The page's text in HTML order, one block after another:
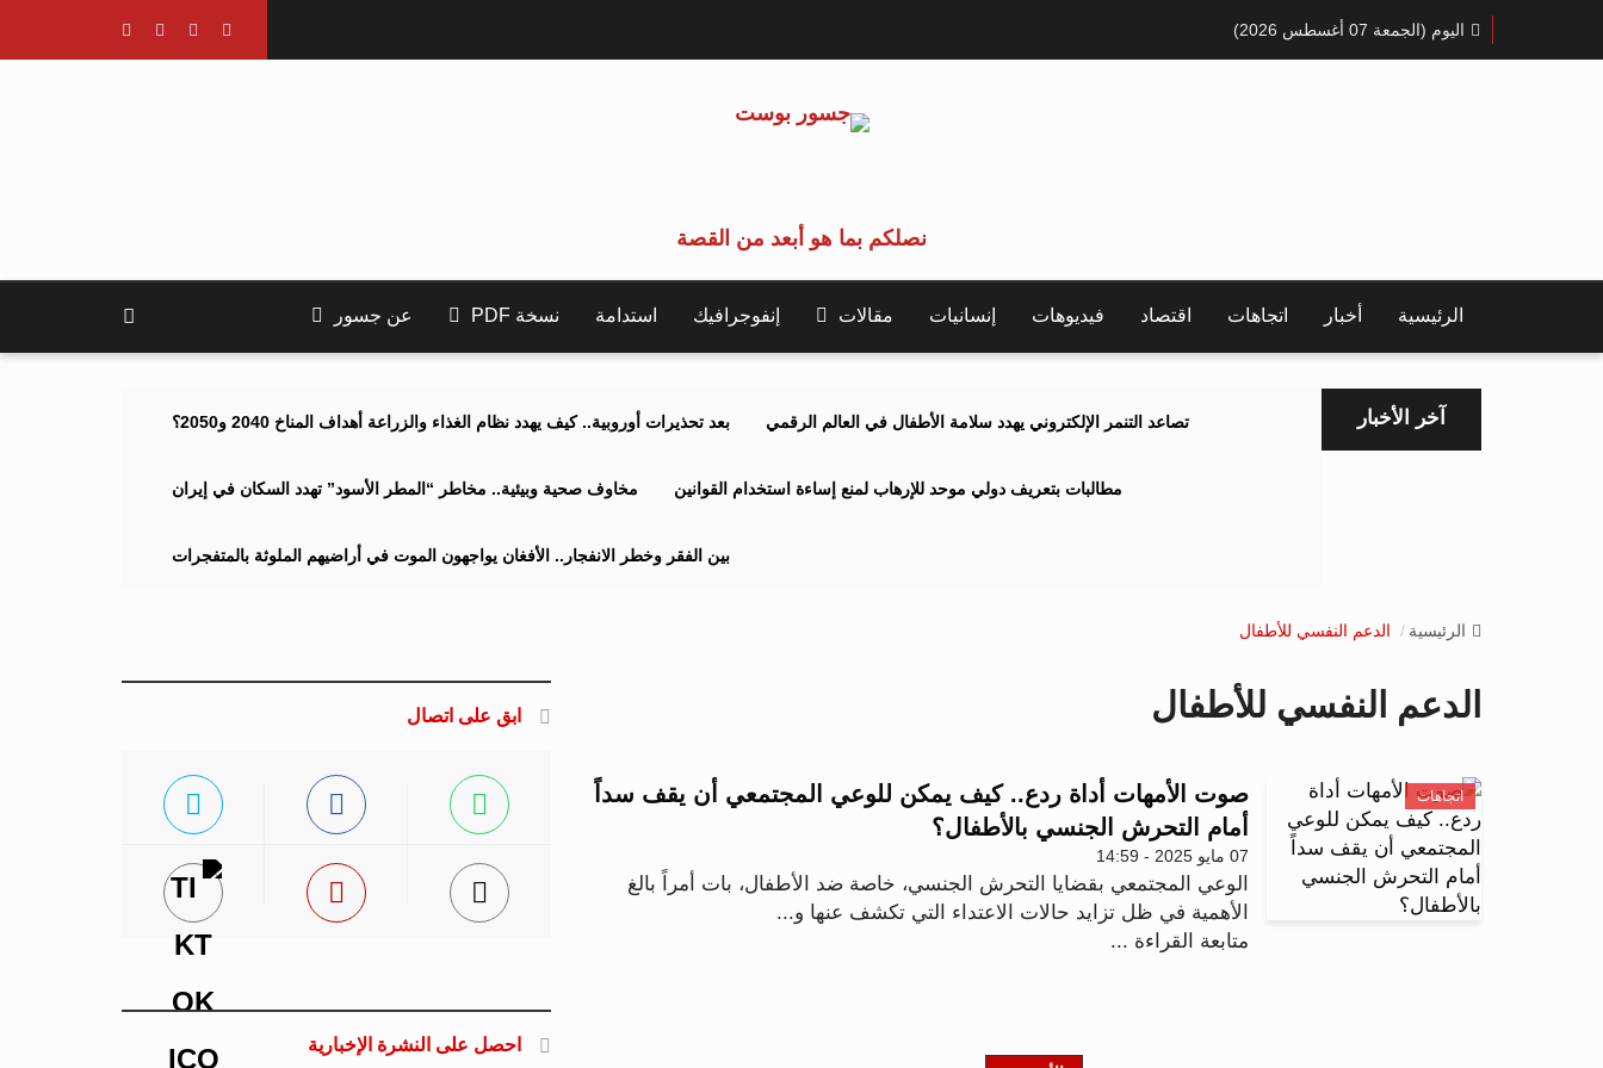
اليوم (الجمعة 07 أغسطس 2026)
نصلكم بما هو أبعد من القصة
الرئيسية أخبار اتجاهات اقتصاد فيديوهات إنسانيات مقالات إنفوجرافيك استدامة نسخة PDF عن جسور
آخر الأخبار بعد تحذيرات أوروبية.. كيف يهدد نظام الغذاء والزراعة أهداف المناخ 2040 و2050؟ تصاعد التنمر الإلكتروني يهدد سلامة الأطفال في العالم الرقمي
مخاوف صحية وبيئية.. مخاطر “المطر الأسود” تهدد السكان في إيران مطالبات بتعريف دولي موحد للإرهاب لمنع إساءة استخدام القوانين
بين الفقر وخطر الانفجار.. الأفغان يواجهون الموت في أراضيهم الملوثة بالمتفجرات
الرئيسية الدعم النفسي للأطفال
الدعم النفسي للأطفال
اتجاهات
صوت الأمهات أداة ردع.. كيف يمكن للوعي المجتمعي أن يقف سداً
أمام التحرش الجنسي بالأطفال؟
07 مايو 2025 - 14:59
الوعي المجتمعي بقضايا التحرش الجنسي، خاصة ضد الأطفال، بات أمراً بالغ
الأهمية في ظل تزايد حالات الاعتداء التي تكشف عنها و...
متابعة القراءة ...
ابق على اتصال
احصل على النشرة الإخبارية